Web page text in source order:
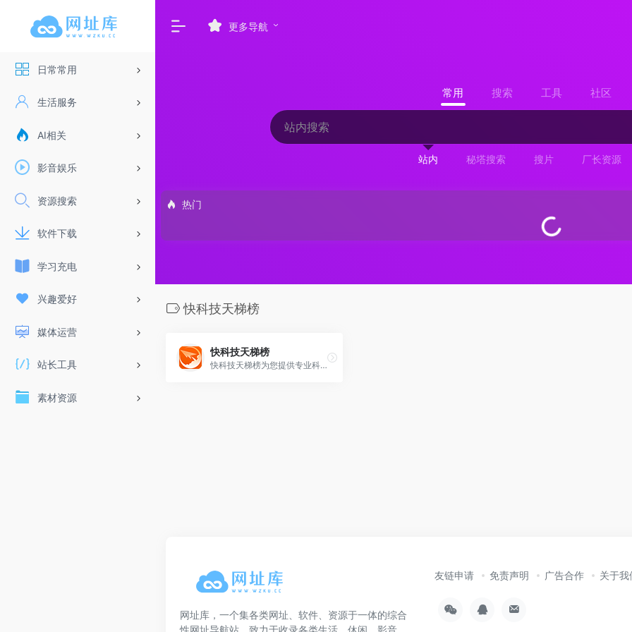
日常常用
生活服务
AI相关
影音娱乐
资源搜索
软件下载
学习充电
兴趣爱好
媒体运营
站长工具
素材资源
更多导航
常用 搜索 工具 社区
站内 秘塔搜索 搜片 厂长资源
热门
快科技天梯榜
快科技天梯榜
快科技天梯榜为您提供专业科技产品性能榜单数据。
网址库，一个集各类网址、软件、资源于一体的综合
性网址导航站，致力于收录各类生活、休闲、影音、
友链申请 免责声明 广告合作 关于我